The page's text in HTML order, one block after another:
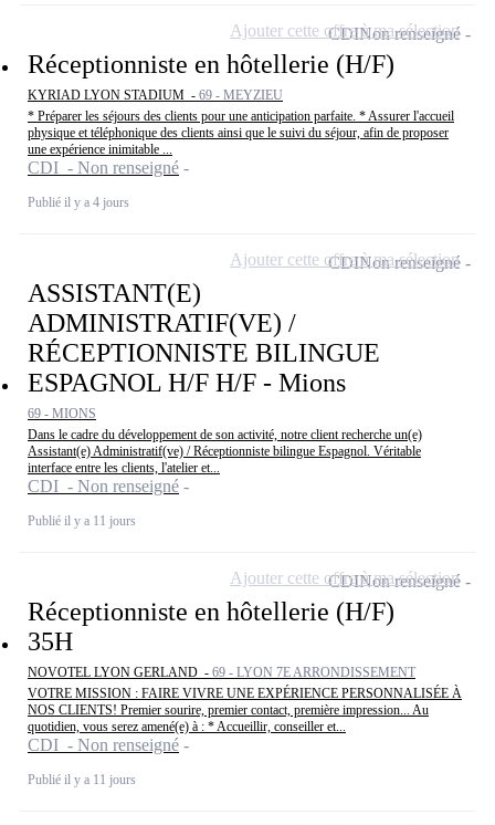
Réceptionniste en hôtellerie (H/F)
KYRIAD LYON STADIUM - 69 - MEYZIEU
* Préparer les séjours des clients pour une anticipation parfaite. * Assurer l'accueil
physique et téléphonique des clients ainsi que le suivi du séjour, afin de proposer
une expérience inimitable ...
CDI - Non renseigné
Publié il y a 4 jours
CDINon renseigné
Ajouter cette offre à ma sélection
ASSISTANT(E)
ADMINISTRATIF(VE) /
RÉCEPTIONNISTE BILINGUE
ESPAGNOL H/F H/F - Mions
69 - MIONS
Dans le cadre du développement de son activité, notre client recherche un(e)
Assistant(e) Administratif(ve) / Réceptionniste bilingue Espagnol. Véritable
interface entre les clients, l'atelier et...
CDI - Non renseigné
Publié il y a 11 jours
CDINon renseigné
Ajouter cette offre à ma sélection
Réceptionniste en hôtellerie (H/F)
35H
NOVOTEL LYON GERLAND - 69 - LYON 7E ARRONDISSEMENT
VOTRE MISSION : FAIRE VIVRE UNE EXPÉRIENCE PERSONNALISÉE À
NOS CLIENTS! Premier sourire, premier contact, première impression... Au
quotidien, vous serez amené(e) à : * Accueillir, conseiller et...
CDI - Non renseigné
Publié il y a 11 jours
CDINon renseigné
Ajouter cette offre à ma sélection